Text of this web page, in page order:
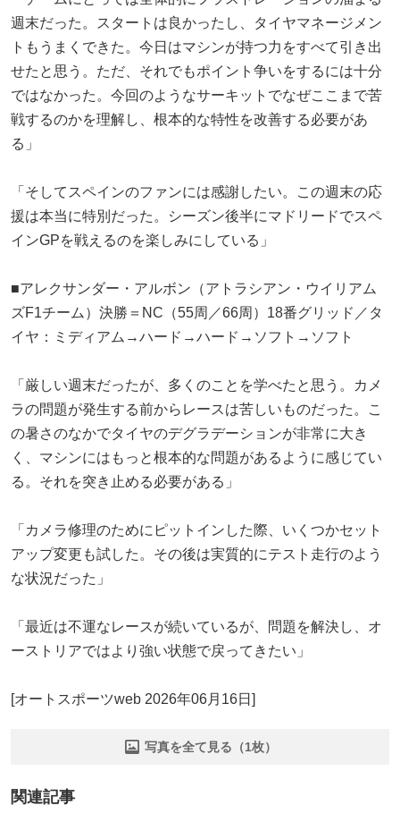
週末だった。スタートは良かったし、タイヤマネージメン
トもうまくできた。今日はマシンが持つ力をすべて引き出
せたと思う。ただ、それでもポイント争いをするには十分
ではなかった。今回のようなサーキットでなぜここまで苦
戦するのかを理解し、根本的な特性を改善する必要があ
る」
「そしてスペインのファンには感謝したい。この週末の応
援は本当に特別だった。シーズン後半にマドリードでスペ
インGPを戦えるのを楽しみにしている」
■アレクサンダー・アルボン（アトラシアン・ウイリアム
ズF1チーム）決勝＝NC（55周／66周）18番グリッド／タ
イヤ：ミディアム→ハード→ハード→ソフト→ソフト
「厳しい週末だったが、多くのことを学べたと思う。カメ
ラの問題が発生する前からレースは苦しいものだった。こ
の暑さのなかでタイヤのデグラデーションが非常に大き
く、マシンにはもっと根本的な問題があるように感じてい
る。それを突き止める必要がある」
「カメラ修理のためにピットインした際、いくつかセット
アップ変更も試した。その後は実質的にテスト走行のよう
な状況だった」
「最近は不運なレースが続いているが、問題を解決し、オ
ーストリアではより強い状態で戻ってきたい」
[オートスポーツweb 2026年06月16日]
写真を全て見る（1枚）
関連記事